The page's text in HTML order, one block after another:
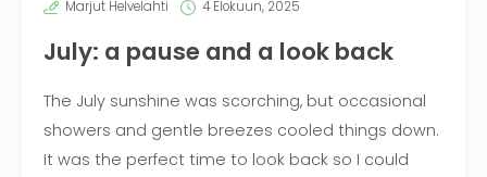
Marjut Helvelahti 4 Elokuun, 2025
July: a pause and a look back
The July sunshine was scorching, but occasional
showers and gentle breezes cooled things down.
It was the perfect time to look back so I could